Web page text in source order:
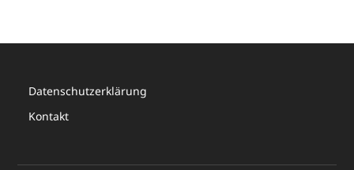
Datenschutzerklärung
Kontakt